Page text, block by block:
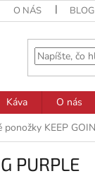
O NÁS BLOG
Káva O nás
ponožky KEEP
PURPLE